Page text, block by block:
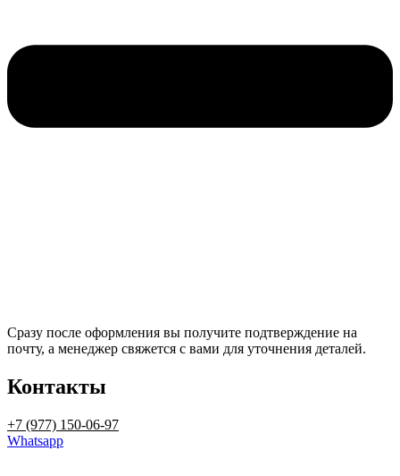
Сразу после оформления вы получите подтверждение на
почту, а менеджер свяжется с вами для уточнения деталей.
Контакты
+7 (977) 150-06-97
Whatsapp